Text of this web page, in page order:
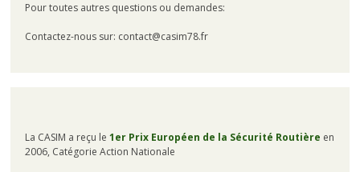
Pour toutes autres questions ou demandes:
Contactez-nous sur: contact@casim78.fr
La CASIM a reçu le 1er Prix Européen de la Sécurité Routière en
2006, Catégorie Action Nationale